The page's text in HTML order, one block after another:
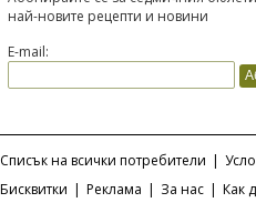
най-новите рецепти и новини
E-mail:
Списък на всички потребители |
Бисквитки | Реклама | За нас | Как